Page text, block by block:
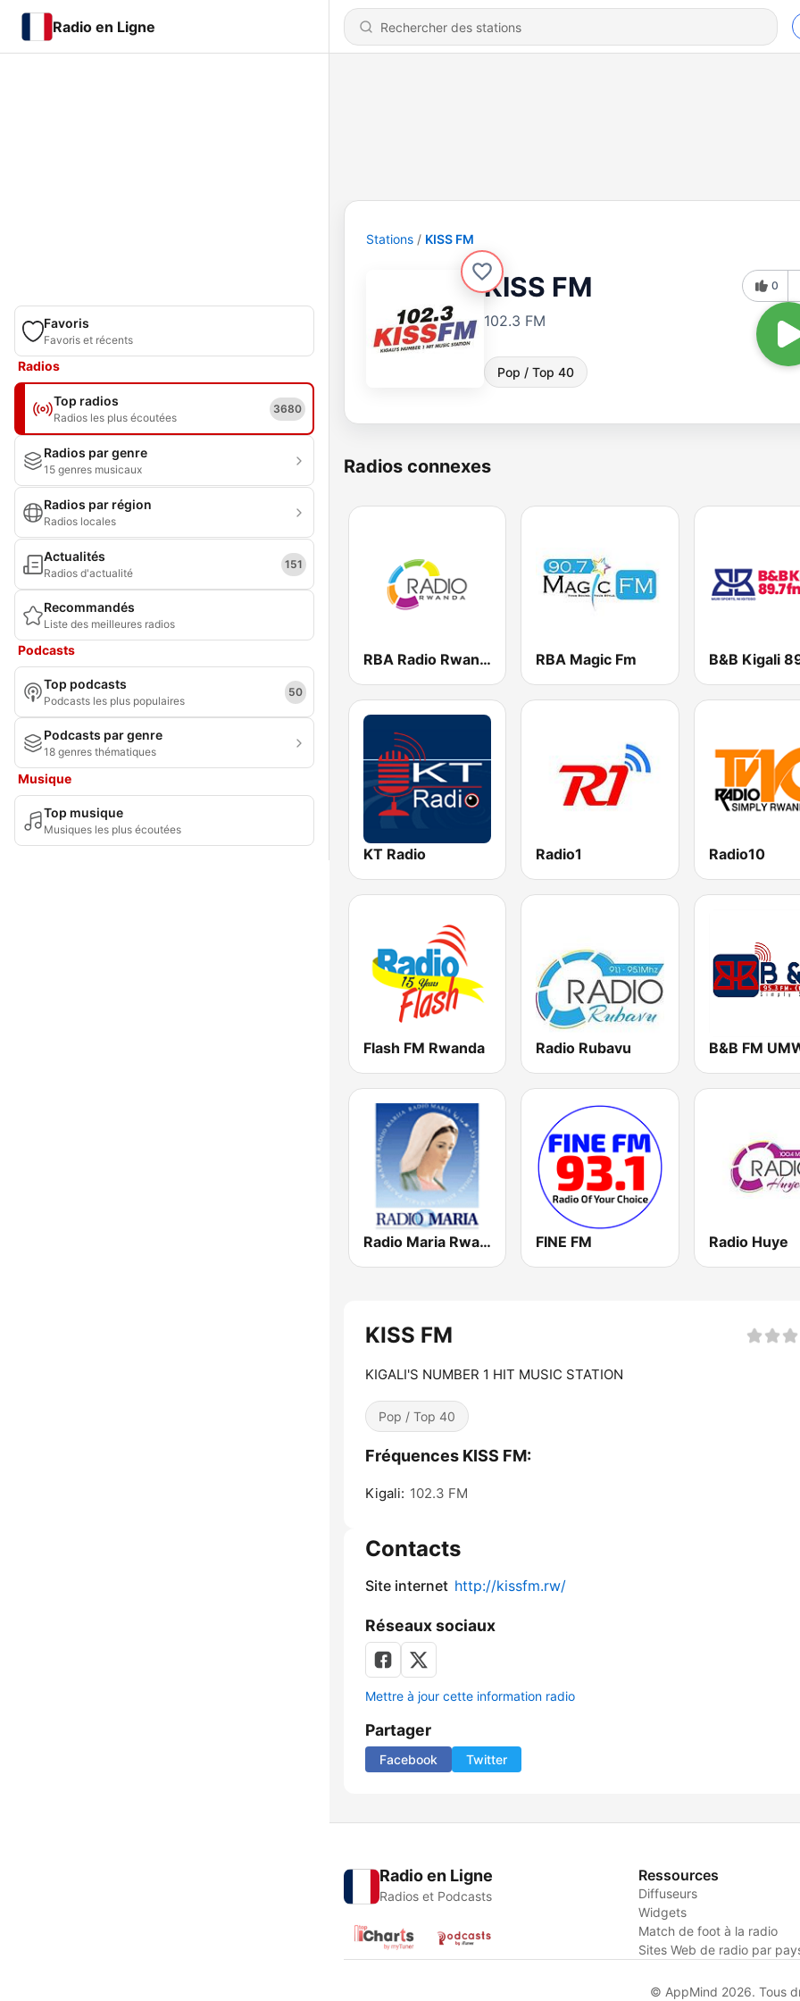
Radio en Ligne
Favoris
Favoris et récents
Radios
Top radios
Radios les plus écoutées
3680
Radios par genre
15 genres musicaux
Radios par région
Radios locales
Actualités
Radios d'actualité
151
Recommandés
Liste des meilleures radios
Podcasts
Top podcasts
Podcasts les plus populaires
50
Podcasts par genre
18 genres thématiques
Musique
Top musique
Musiques les plus écoutées
Stations KISS FM
KISS FM
102.3 FM
Pop / Top 40
0
Radios connexes
RBA Radio Rwanda RBA Magic Fm
KT Radio Radio1 Radio10
Flash FM Rwanda Radio Rubavu B&B FM
Radio Maria Rwanda FINE FM Radio Huye
KISS FM
KIGALI'S NUMBER 1 HIT MUSIC STATION
Pop / Top 40
Fréquences KISS FM:
Kigali: 102.3 FM
Contacts
Site internet http://kissfm.rw/
Réseaux sociaux
Mettre à jour cette information radio
Partager
Facebook Twitter
Radio en Ligne
Radios et Podcasts
Ressources
Diffuseurs
Widgets
Match de foot à la radio
Sites Web de radio par
© AppMind 2026. Tous